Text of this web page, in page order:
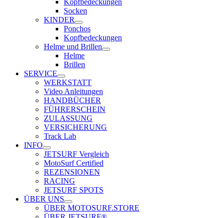
Socken
KINDER
Ponchos
Kopfbedeckungen
Helme und Brillen
Helme
Brillen
SERVICE
WERKSTATT
Video Anleitungen
HANDBÜCHER
FÜHRERSCHEIN
ZULASSUNG
VERSICHERUNG
Track Lab
INFO
JETSURF Vergleich
MotoSurf Certified
REZENSIONEN
RACING
JETSURF SPOTS
ÜBER UNS
ÜBER MOTOSURF.STORE